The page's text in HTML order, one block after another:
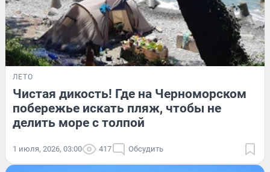
ЛЕТО
Чистая дикость! Где на Черноморском
побережье искать пляж, чтобы не
делить море с толпой
1 июля, 2026, 03:00 417 Обсудить